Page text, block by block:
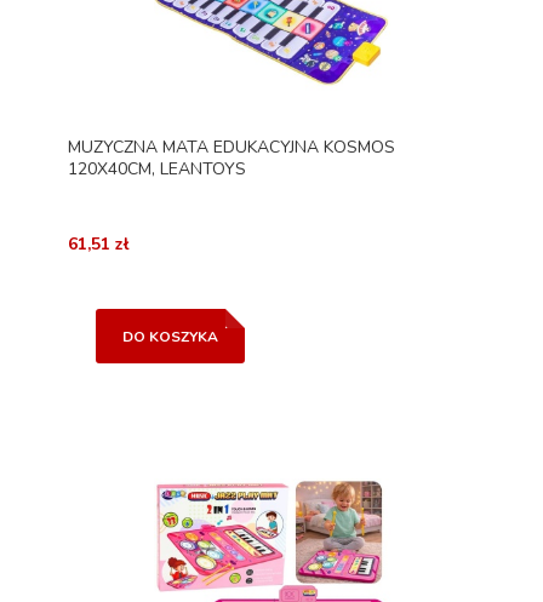
MUZYCZNA MATA EDUKACYJNA KOSMOS
120X40CM, LEANTOYS
61,51 zł
DO KOSZYKA